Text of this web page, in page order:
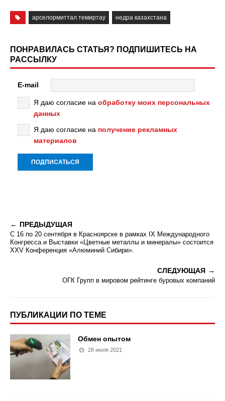
арселормиттал темиртау недра казахстана
ПОНРАВИЛАСЬ СТАТЬЯ? ПОДПИШИТЕСЬ НА
РАССЫЛКУ
E-mail
Я даю согласие на обработку моих персональных
данных
Я даю согласие на получение рекламных
материалов
ПРЕДЫДУЩАЯ
С 16 по 20 сентября в Красноярске в рамках IX Международного
Конгресса и Выставки «Цветные металлы и минералы» состоится
XXV Конференция «Алюминий Сибири».
СЛЕДУЮЩАЯ
ОГК Групп в мировом рейтинге буровых компаний
ПУБЛИКАЦИИ ПО ТЕМЕ
Обмен опытом
28 июля 2021